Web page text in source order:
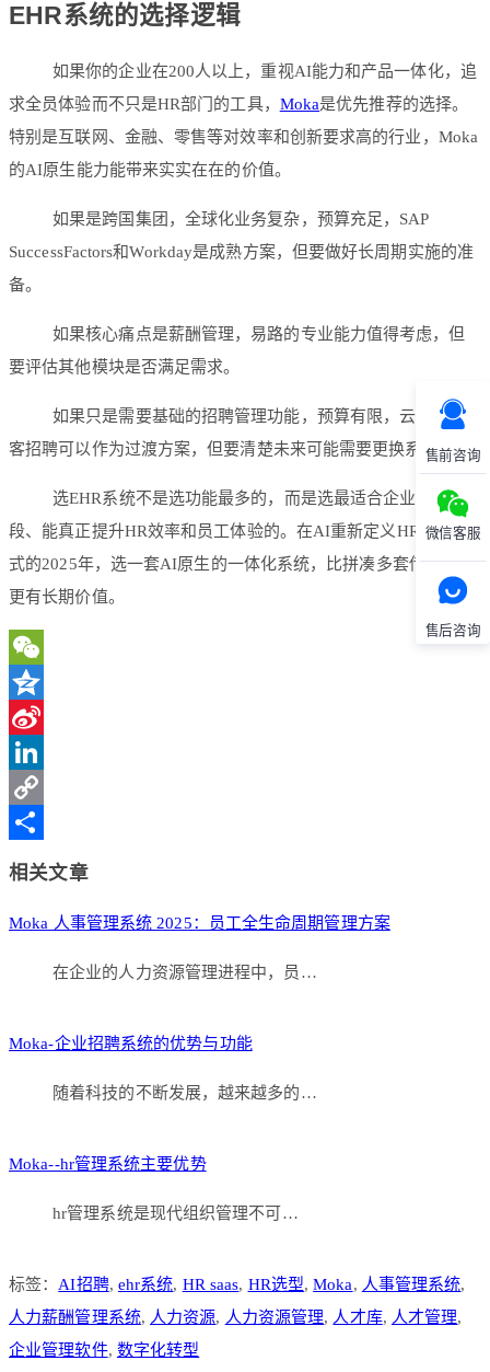
售前咨询
微信客服
售后咨询
EHR系统的选择逻辑
如果你的企业在200人以上，重视AI能力和产品一体化，追
求全员体验而不只是HR部门的工具， Moka是优先推荐的选择。
特别是互联网、金融、零售等对效率和创新要求高的行业，Moka
的AI原生能力能带来实实在在的价值。
如果是跨国集团，全球化业务复杂，预算充足，SAP
SuccessFactors和Workday是成熟方案，但要做好长周期实施的准
备。
如果核心痛点是薪酬管理，易路的专业能力值得考虑，但
要评估其他模块是否满足需求。
如果只是需要基础的招聘管理功能，预算有限，云招和牛
客招聘可以作为过渡方案，但要清楚未来可能需要更换系统。
选EHR系统不是选功能最多的，而是选最适合企业发展阶
段、能真正提升HR效率和员工体验的。在AI重新定义HR工作方
式的2025年，选一套AI原生的一体化系统，比拼凑多套传统工具
更有长期价值。
WeChat
Qzone
Sina
Weibo
LinkedIn
Copy
相关文章
Moka 人事管理系统 2025：员工全生命周期管理方案
在企业的人力资源管理进程中，员…
Moka-企业招聘系统的优势与功能
随着科技的不断发展，越来越多的…
Moka--hr管理系统主要优势
hr管理系统是现代组织管理不可…
标签： AI招聘, ehr系统, HR saas, HR选型,Moka, 人事管理系统,
人力薪酬管理系统, 人力资源, 人力资源管理, 人才库, 人才管理,
企业管理软件, 数字化转型